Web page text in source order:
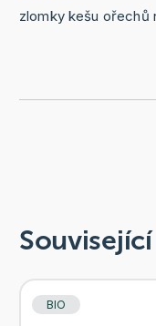
zlomky kešu ořechů
BIO